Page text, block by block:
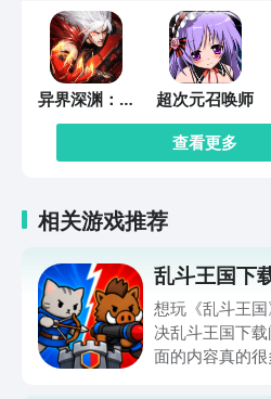
异界深渊：觉
醒
超次元召唤师
查看更多
相关游戏推荐
乱斗王国下
想玩《乱斗王
决乱斗王国下
面的内容真的